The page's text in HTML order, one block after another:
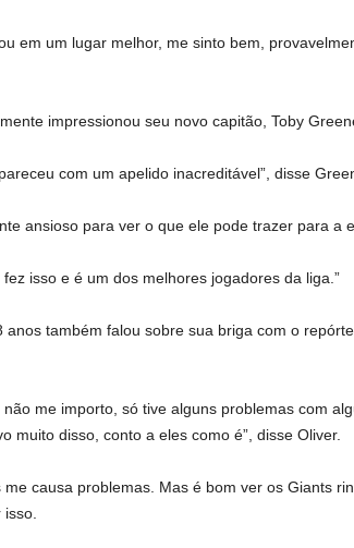
em um lugar melhor, me sinto bem,
impressionou seu novo capitão, Toby
com um apelido inacreditável”, disse
ansioso para ver o que ele pode trazer para a
fez isso e é um dos melhores jogadores da liga.”
anos também falou sobre sua briga com o
não me importo, só tive alguns problemas com
muito disso, conto a eles como é”, disse Oliver.
me causa problemas. Mas é bom ver os Giants